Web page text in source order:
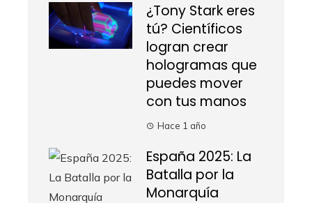
¿Tony Stark eres
tú? Científicos
logran crear
hologramas que
puedes mover
con tus manos
Hace 1 año
España 2025: La
Batalla por la
Monarquía